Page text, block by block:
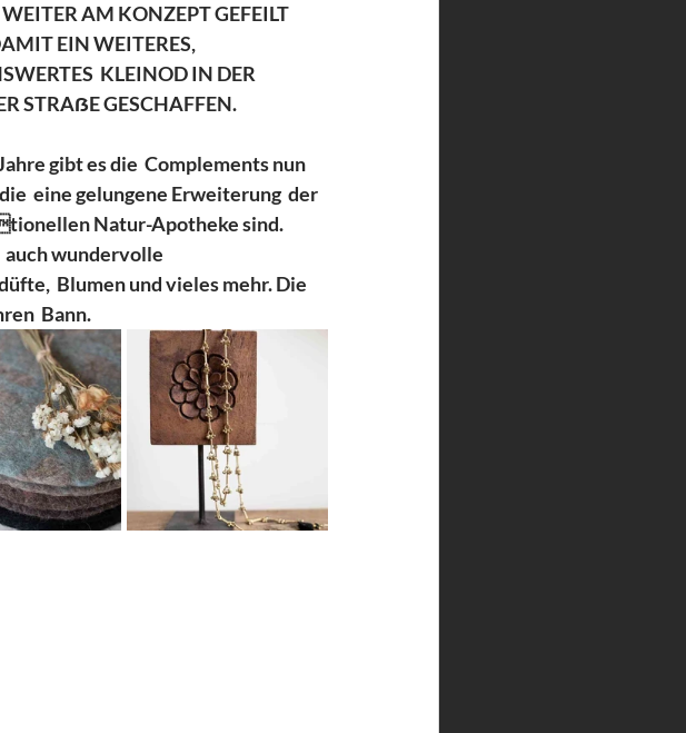
AM KONZEPT GEFEILT
EIN WEITERES,
KLEINOD IN DER
STRAẞE GESCHAFFEN.
gibt es die  Complements nun
eine gelungene Erweiterung  der
Natur-Apotheke sind.
wundervolle
Blumen und vieles mehr. Die
Bann.